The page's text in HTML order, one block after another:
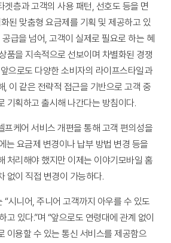
겟층과 고객의 사용 패턴, 선호도 등을 면
된 맞춤형 요금제를 기획 및 제공하고 있
급을 넘어, 고객이 실제로 필요로 하는 혜
품을 지속적으로 선보이며 차별화된 경쟁
으로도 다양한 소비자의 라이프스타일과
, 이 같은 전략적 접근을 기반으로 고객 중
기획하고 출시해 나간다는 방침이다.
프케어 서비스 개편을 통해 고객 편의성을
는 요금제 변경이나 납부 방법 변경 등을
처리해야 했지만 이제는 이야기모바일 홈
없이 직접 변경이 가능하다.
“시니어, 주니어 고객까지 아우를 수 있도
고 있다.”며 “앞으로도 연령대에 관계 없이
이용할 수 있는 통신 서비스를 제공함으